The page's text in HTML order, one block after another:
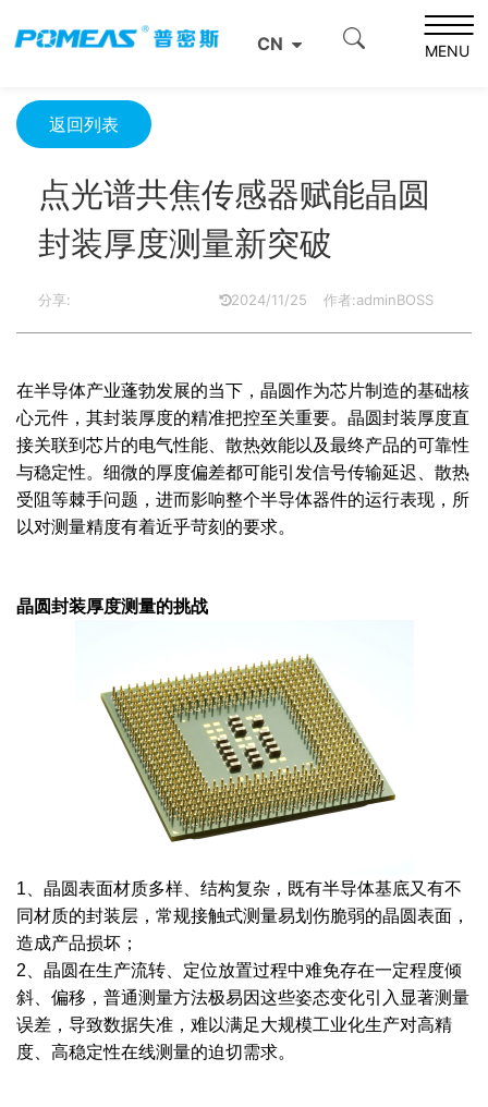
CN MENU
点光谱共焦传感器赋能晶圆封装厚度测量新突破
返回列表
点光谱共焦传感器赋能晶圆
封装厚度测量新突破
分享: 2024/11/25 作者:adminBOSS
在半导体产业蓬勃发展的当下，晶圆作为芯片制造的基础核
心元件，其封装厚度的精准把控至关重要。晶圆封装厚度直
接关联到芯片的电气性能、散热效能以及最终产品的可靠性
与稳定性。细微的厚度偏差都可能引发信号传输延迟、散热
受阻等棘手问题，进而影响整个半导体器件的运行表现，所
以对测量精度有着近乎苛刻的要求。
晶圆封装厚度测量的挑战
1、晶圆表面材质多样、结构复杂，既有半导体基底又有不
同材质的封装层，常规接触式测量易划伤脆弱的晶圆表面，
造成产品损坏；
2、晶圆在生产流转、定位放置过程中难免存在一定程度倾
斜、偏移，普通测量方法极易因这些姿态变化引入显著测量
误差，导致数据失准，难以满足大规模工业化生产对高精
度、高稳定性在线测量的迫切需求。